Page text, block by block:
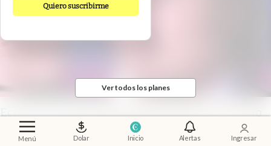
Menú Dolar Inicio Alertas Ingresar
Quiero suscribirme
Ver todos los planes
Economía al día.El mercado ya mira a 2027: cómo
influye la política en las inversiones